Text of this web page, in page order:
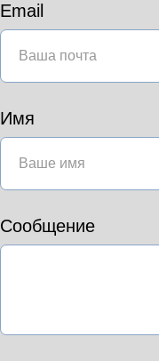
Email
Имя
Сообщение